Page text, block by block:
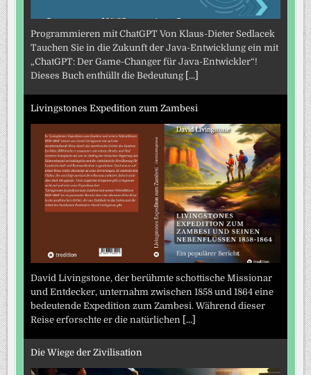
Programmieren mit ChatGPT Von Klaus-Dieter Sedlacek
Tauchen Sie in die Zukunft der Java-Entwicklung ein mit
„ChatGPT: Der Game-Changer für Java-Entwickler“!
Dieses Buch enthüllt die Bedeutung [...]
Livingstones Expedition zum Zambesi
David Livingstone, der berühmte schottische Missionar
und Entdecker, unternahm zwischen 1858 und 1864 eine
bedeutende Expedition zum Zambesi. Während dieser
Reise erforschte er die natürlichen [...]
Die Wiege der Zivilisation